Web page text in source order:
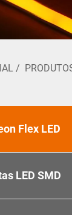
/
Flex LED
LED SMD